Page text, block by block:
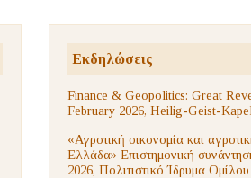
Εκδηλώσεις
Finance & Geopolitics: Great
February 2026, Heilig-Geist-
«Αγροτική οικονομία και
Ελλάδα» Επιστημονική
2026, Πολιτιστικό Ίδρυμα